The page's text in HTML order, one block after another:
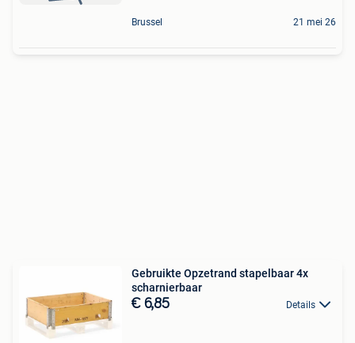
Brussel 21 mei 26
Gebruikte Opzetrand stapelbaar 4x
scharnierbaar
€ 6,85 Details